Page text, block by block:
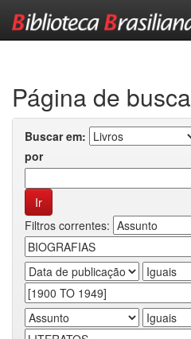
Página de busca
Buscar em:
por
Filtros correntes: